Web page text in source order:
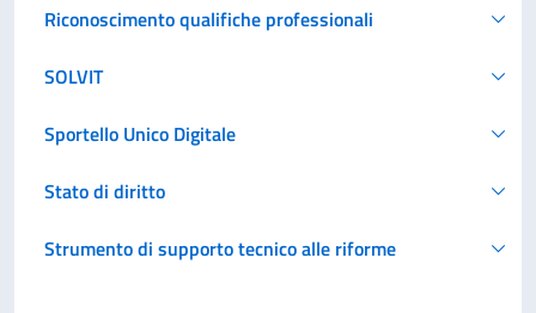
Riconoscimento qualifiche professionali
SOLVIT
Sportello Unico Digitale
Stato di diritto
Strumento di supporto tecnico alle riforme